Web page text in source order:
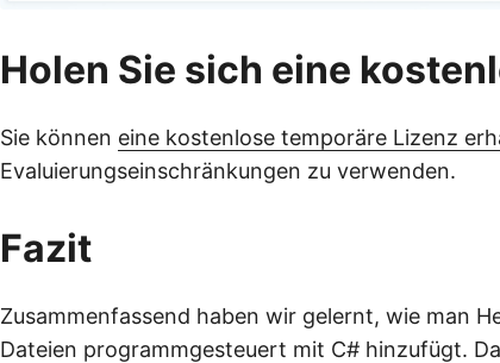
Holen Sie sich eine
Sie können eine kostenlose temporäre Lizenz
Evaluierungseinschränkungen zu verwenden.
Fazit
Zusammenfassend haben wir gelernt, wie man
Dateien programmgesteuert mit C# hinzufügt.